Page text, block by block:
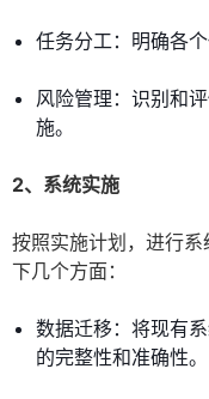
任务分工：明确各
风险管理：识别和
施。
2、系统实施
按照实施计划，进行
下几个方面：
数据迁移：将现有
的完整性和准确性。